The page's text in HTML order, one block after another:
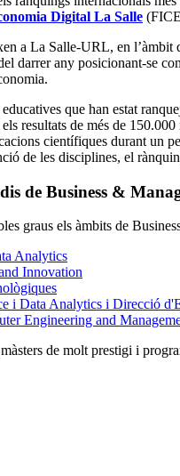
Digital La Salle
a La Salle-URL, en l’àmbit
darrer any posicionant-se
que han estat
resultats de més de
científiques durant un
de les disciplines, el
de Business &
graus els àmbits de
Analytics
Innovation
i Data Analytics i Direcció
Engineering and
de molt prestigi i